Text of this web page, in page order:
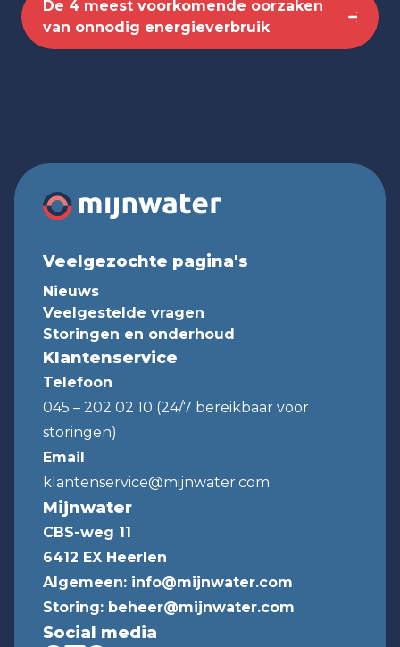
De 4 meest voorkomende oorzaken
van onnodig energieverbruik
Veelgezochte pagina's
Nieuws
Veelgestelde vragen
Storingen en onderhoud
Klantenservice
Telefoon
045 – 202 02 10 (24/7 bereikbaar voor
storingen)
Email
klantenservice@mijnwater.com
Mijnwater
CBS-weg 11
6412 EX Heerlen
Algemeen: info@mijnwater.com
Storing: beheer@mijnwater.com
Social media